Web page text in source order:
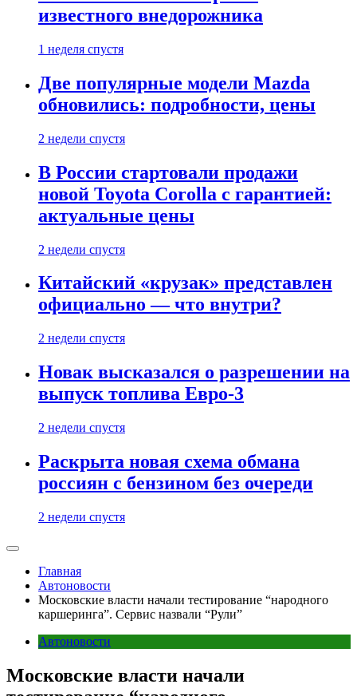
известного внедорожника
1 неделя спустя
Две популярные модели Mazda
обновились: подробности, цены
2 недели спустя
В России стартовали продажи
новой Toyota Corolla с гарантией:
актуальные цены
2 недели спустя
Китайский «крузак» представлен
официально — что внутри?
2 недели спустя
Новак высказался о разрешении на
выпуск топлива Евро-3
2 недели спустя
Раскрыта новая схема обмана
россиян с бензином без очереди
2 недели спустя
Главная
Автоновости
Московские власти начали тестирование “народного
каршеринга”. Сервис назвали “Рули”
Автоновости
Московские власти начали